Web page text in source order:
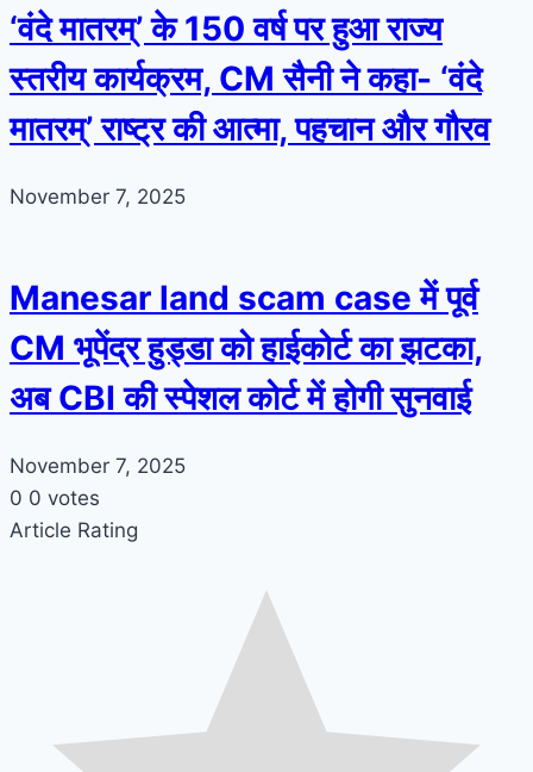
‘वंदे मातरम्’ के 150 वर्ष पर हुआ राज्य
स्तरीय कार्यक्रम, CM सैनी ने कहा- ‘वंदे
मातरम्’ राष्ट्र की आत्मा, पहचान और गौरव
November 7, 2025
Manesar land scam case में पूर्व
CM भूपेंद्र हुड्डा को हाईकोर्ट का झटका,
अब CBI की स्पेशल कोर्ट में होगी सुनवाई
November 7, 2025
0 0 votes
Article Rating